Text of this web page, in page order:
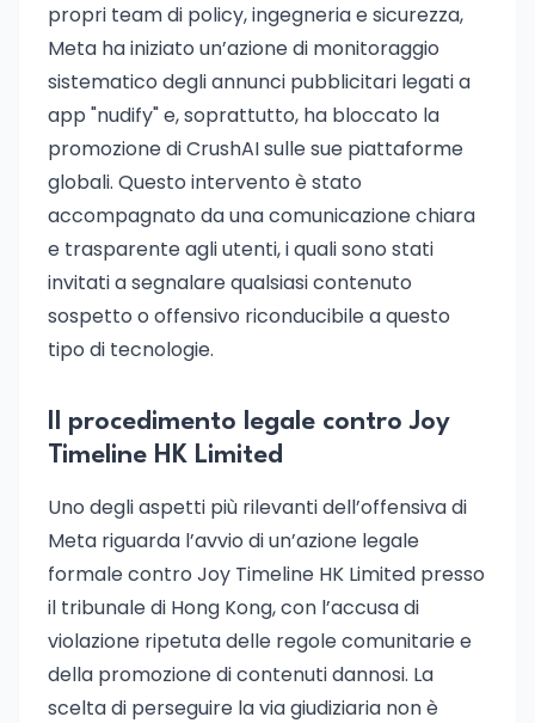
propri team di policy, ingegneria e sicurezza,
Meta ha iniziato un’azione di monitoraggio
sistematico degli annunci pubblicitari legati a
app "nudify" e, soprattutto, ha bloccato la
promozione di CrushAI sulle sue piattaforme
globali. Questo intervento è stato
accompagnato da una comunicazione chiara
e trasparente agli utenti, i quali sono stati
invitati a segnalare qualsiasi contenuto
sospetto o offensivo riconducibile a questo
tipo di tecnologie.
Il procedimento legale contro Joy
Timeline HK Limited
Uno degli aspetti più rilevanti dell’offensiva di
Meta riguarda l’avvio di un’azione legale
formale contro Joy Timeline HK Limited presso
il tribunale di Hong Kong, con l’accusa di
violazione ripetuta delle regole comunitarie e
della promozione di contenuti dannosi. La
scelta di perseguire la via giudiziaria non è